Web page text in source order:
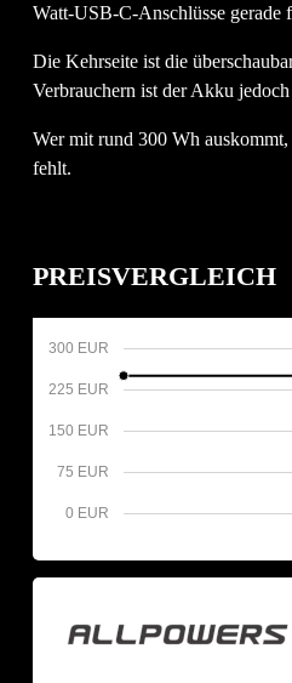
Watt-USB-C-Anschlüsse gerade
Die Kehrseite ist die
Verbrauchern ist der Akku
Wer mit rund 300 Wh
fehlt.
PREISVERGLEICH
0 EUR
75 EUR
150 EUR
225 EUR
300 EUR